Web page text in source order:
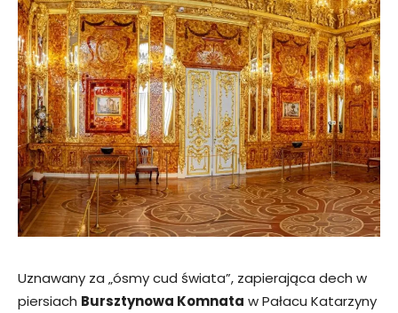
Uznawany za „ósmy cud świata”, zapierająca dech w
piersiach Bursztynowa Komnata w Pałacu Katarzyny